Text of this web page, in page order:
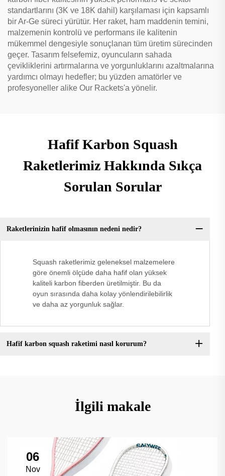
standartlarını (3K ve 18K dahil) karşılaması için kapsamlı
bir Ar-Ge süreci yürütür. Her raket, ham maddenin temini,
malzemenin kontrolü ve performans ile kalitenin
mükemmel dengesiyle sonuçlanan tüm üretim sürecinden
geçer. Tasarım felsefemiz, oyuncuların sahada
çevikliklerini artırmalarına ve yorgunluklarını azaltmalarına
yardımcı olmayı hedefler; bu yüzden amatörler ve
profesyoneller alike Our Rackets'a yönelir.
Hafif Karbon Squash
Raketlerimiz Hakkında Sıkça
Sorulan Sorular
Raketlerinizin hafif olmasının nedeni nedir?
Squash raketlerimiz geleneksel malzemelere
göre önemli ölçüde daha hafif olan yüksek
kaliteli karbon fiberden üretilmiştir. Bu da
oyun sırasında daha kolay yönlendirilebilirlik
ve daha az yorgunluk sağlar.
Hafif karbon squash raketimi nasıl korurum?
İlgili makale
06
Nov